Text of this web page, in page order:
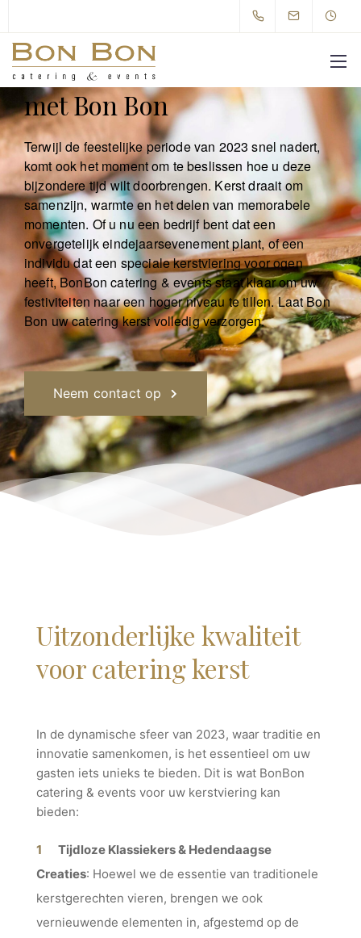
Catering kerst 2023 vier je
met Bon Bon
Terwijl de feestelijke periode van 2023 snel nadert,
komt ook het moment om te beslissen hoe u deze
bijzondere tijd wilt doorbrengen. Kerst draait om
samenzijn, warmte en het delen van memorabele
momenten. Of u nu een bedrijf bent dat een
onvergetelijk eindejaarsevenement plant, of een
individu dat een speciale kerstviering voor ogen
heeft, BonBon catering & events staat klaar om uw
festiviteiten naar een hoger niveau te tillen. Laat Bon
Bon uw catering kerst volledig verzorgen.
Neem contact op
Uitzonderlijke kwaliteit
voor catering kerst
In de dynamische sfeer van 2023, waar traditie en
innovatie samenkomen, is het essentieel om uw
gasten iets unieks te bieden. Dit is wat BonBon
catering & events voor uw kerstviering kan
bieden:
Tijdloze Klassiekers & Hedendaagse
Creaties: Hoewel we de essentie van traditionele
kerstgerechten vieren, brengen we ook
vernieuwende elementen in, afgestemd op de